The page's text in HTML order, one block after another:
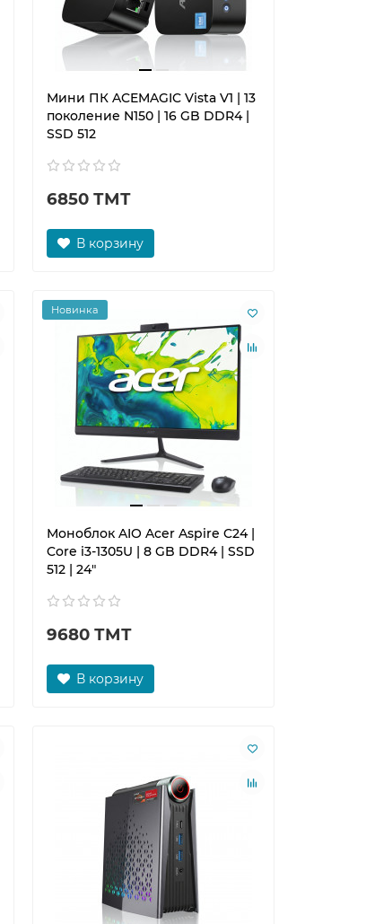
Мини ПК ACEMAGIC Vista V1 | 13
поколение N150 | 16 GB DDR4 |
SSD 512
6850 ТМТ
В корзину
Новинка
Моноблок AIO Acer Aspire C24 |
Core i3-1305U | 8 GB DDR4 | SSD
512 | 24"
9680 ТМТ
В корзину